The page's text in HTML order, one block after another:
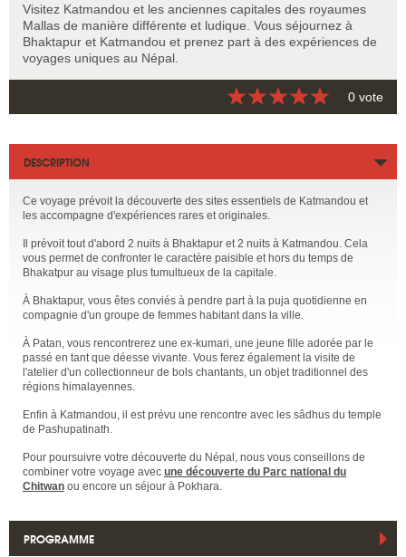
Visitez Katmandou et les anciennes capitales des royaumes
Mallas de manière différente et ludique. Vous séjournez à
Bhaktapur et Katmandou et prenez part à des expériences de
voyages uniques au Népal.
0 vote
DESCRIPTION
Ce voyage prévoit la découverte des sites essentiels de Katmandou et
les accompagne d'expériences rares et originales.
Il prévoit tout d'abord 2 nuits à Bhaktapur et 2 nuits à Katmandou. Cela
vous permet de confronter le caractère paisible et hors du temps de
Bhakatpur au visage plus tumultueux de la capitale.
À Bhaktapur, vous êtes conviés à pendre part à la puja quotidienne en
compagnie d'un groupe de femmes habitant dans la ville.
À Patan, vous rencontrerez une ex-kumari, une jeune fille adorée par le
passé en tant que déesse vivante. Vous ferez également la visite de
l'atelier d'un collectionneur de bols chantants, un objet traditionnel des
régions himalayennes.
Enfin à Katmandou, il est prévu une rencontre avec les sâdhus du temple
de Pashupatinath.
Pour poursuivre votre découverte du Népal, nous vous conseillons de
combiner votre voyage avec une découverte du Parc national du
Chitwan ou encore un séjour à Pokhara.
PROGRAMME